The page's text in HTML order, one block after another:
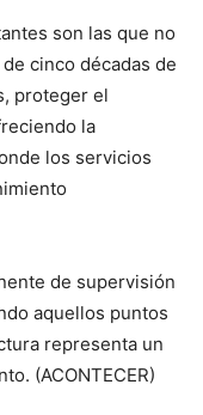
son las que no
cinco décadas de
proteger el
la
los servicios
de supervisión
aquellos puntos
representa un
(ACONTECER)